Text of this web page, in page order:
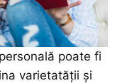
poate fi
varietatății și